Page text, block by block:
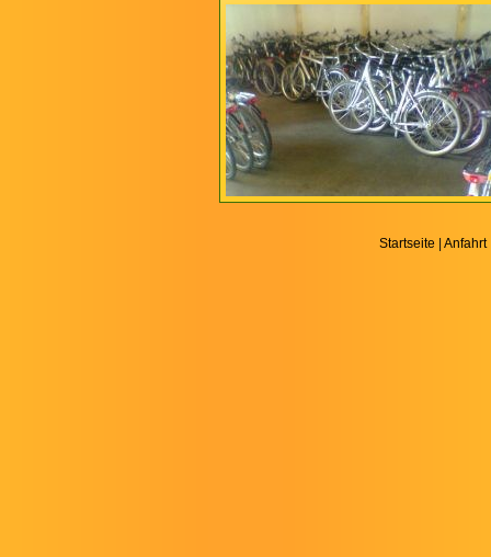
Startseite Anfahrt